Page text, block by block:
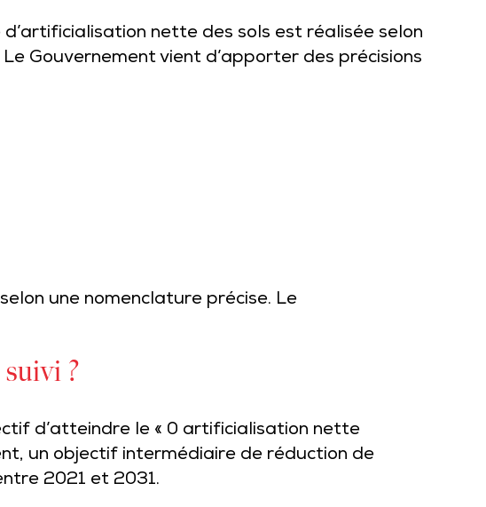
nette des sols est réalisée selon
Gouvernement vient d’apporter des précisions
une nomenclature précise. Le
?
d’atteindre le « 0 artificialisation nette
un objectif intermédiaire de réduction de
2021 et 2031.